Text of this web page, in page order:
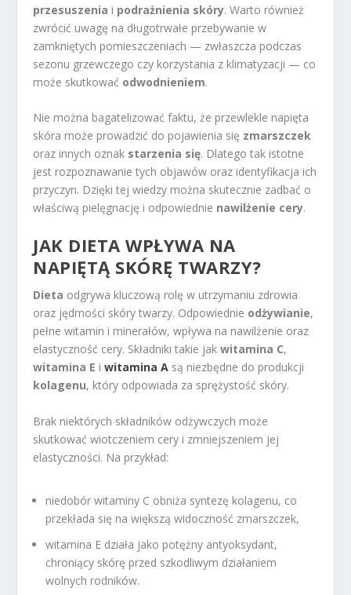
przesuszenia i podrażnienia skóry. Warto również
zwrócić uwagę na długotrwałe przebywanie w
zamkniętych pomieszczeniach — zwłaszcza podczas
sezonu grzewczego czy korzystania z klimatyzacji — co
może skutkować odwodnieniem.
Nie można bagatelizować faktu, że przewlekle napięta
skóra może prowadzić do pojawienia się zmarszczek
oraz innych oznak starzenia się. Dlatego tak istotne
jest rozpoznawanie tych objawów oraz identyfikacja ich
przyczyn. Dzięki tej wiedzy można skutecznie zadbać o
właściwą pielęgnację i odpowiednie nawilżenie cery.
JAK DIETA WPŁYWA NA
NAPIĘTĄ SKÓRĘ TWARZY?
Dieta odgrywa kluczową rolę w utrzymaniu zdrowia
oraz jędrności skóry twarzy. Odpowiednie odżywianie,
pełne witamin i minerałów, wpływa na nawilżenie oraz
elastyczność cery. Składniki takie jakwitamina C,
witamina E iwitamina A są niezbędne do produkcji
kolagenu, który odpowiada za sprężystość skóry.
Brak niektórych składników odżywczych może
skutkować wiotczeniem cery i zmniejszeniem jej
elastyczności. Na przykład:
niedobór witaminy C obniża syntezę kolagenu, co
przekłada się na większą widoczność zmarszczek,
witamina E działa jako potężny antyoksydant,
chroniący skórę przed szkodliwym działaniem
wolnych rodników.